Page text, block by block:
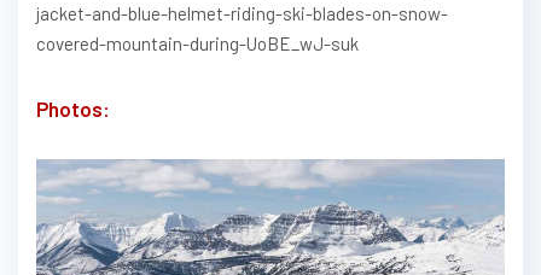
jacket-and-blue-helmet-riding-ski-blades-on-snow-
covered-mountain-during-UoBE_wJ-suk
Photos: